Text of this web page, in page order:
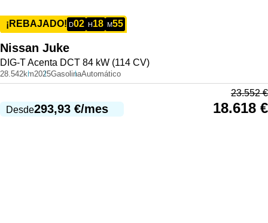
¡REBAJADO! D02 H18 M55
Nissan Juke
DIG-T Acenta DCT 84 kW (114 CV)
28.542km2025GasolinaAutomático
Desde293,93 €/mes
23.552€
18.618 €